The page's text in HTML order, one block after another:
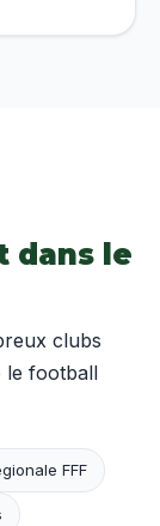
dans le
clubs
le football
FFF